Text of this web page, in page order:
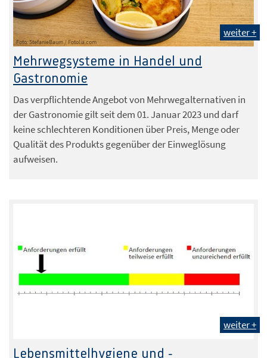
Foto: StefanieBaum / Fotolia.com
weiter +
Mehrwegsysteme in Handel und
Gastronomie
Das verpflichtende Angebot von Mehrwegalternativen in
der Gastronomie gilt seit dem 01. Januar 2023 und darf
keine schlechteren Konditionen über Preis, Menge oder
Qualität des Produkts gegenüber der Einweglösung
aufweisen.
weiter +
Lebensmittelhygiene und -